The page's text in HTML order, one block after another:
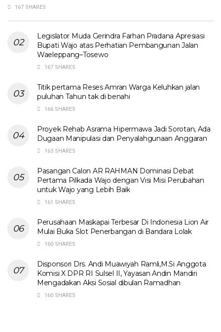
167 SHARES
Legislator Muda Gerindra Farhan Pradana Apresiasi
Bupati Wajo atas Perhatian Pembangunan Jalan
Waeleppang–Tosewo
167 SHARES
Titik pertama Reses Amran Warga Keluhkan jalan
puluhan Tahun tak di benahi
166 SHARES
Proyek Rehab Asrama Hipermawa Jadi Sorotan, Ada
Dugaan Manipulasi dan Penyalahgunaan Anggaran
163 SHARES
Pasangan Calon AR RAHMAN Dominasi Debat
Pertama Pilkada Wajo dengan Visi Misi Perubahan
untuk Wajo yang Lebih Baik
161 SHARES
Perusahaan Maskapai Terbesar Di Indonesia Lion Air
Mulai Buka Slot Penerbangan di Bandara Lolak
160 SHARES
Disponsori Drs. Andi Muawiyah Ramli,M.Si Anggota
Komisi X DPR RI Sulsel II, Yayasan Andin Mandiri
Mengadakan Aksi Sosial dibulan Ramadhan
160 SHARES